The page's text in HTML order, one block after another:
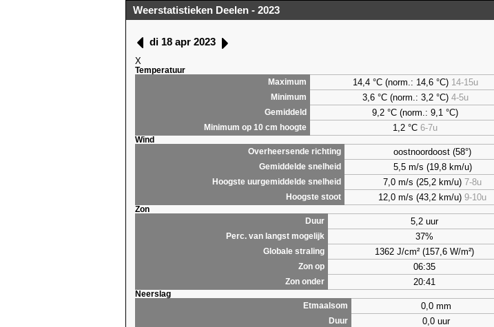
Weerstatistieken Deelen - 2023
di 18 apr 2023
X
Temperatuur
Maximum
14,4 °C (norm.: 14,6 °C) 14-15u
Minimum 3,6°C (norm.: 3,2 °C) 4-5u
Gemiddeld 9,2 °C (norm.: 9,1 °C)
Minimum op 10 cm hoogte 1,2 °C6-7u
Wind
Overheersende richting
oostnoordoost (58°)
Gemiddelde snelheid 5,5 m/s (19,8 km/u)
Hoogste uurgemiddelde snelheid 7,0 m/s (25,2 km/u)7-8u
Hoogste stoot 12,0 m/s (43,2 km/u)9-10u
Zon
Duur
5,2 uur
Perc. van langst mogelijk 37%
Globale straling 1362 J/cm² (157,6 W/m²)
Zon op 06:35
Zon onder 20:41
Neerslag
Etmaalsom
0,0 mm
Duur 0,0 uur